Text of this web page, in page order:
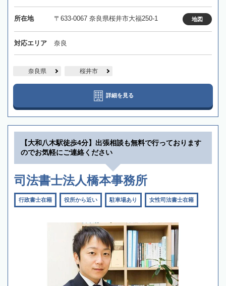
所在地 〒633-0067 奈良県桜井市大福250-1 地図
対応エリア 奈良
奈良県 桜井市
詳細を見る
【大和八木駅徒歩4分】出張相談も無料で行っております
のでお気軽にご連絡ください
司法書士法人橋本事務所
行政書士在籍 役所から近い 駐車場あり 女性司法書士在籍